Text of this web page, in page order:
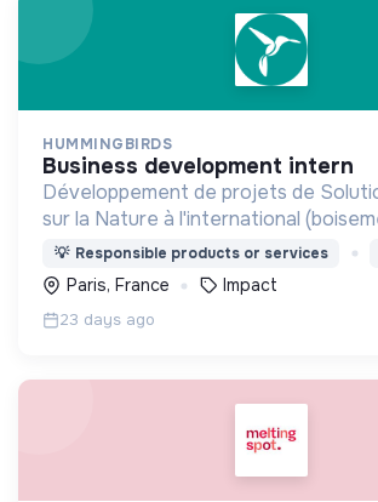
HUMMINGBIRDS
business development intern
Développement de projets de
sur la Nature à l'international
reboisement, conservation,
agriculture régénératrice, zone
mangroves, ...)
💡 Responsible products or services
Paris, France Impact
23 days ago